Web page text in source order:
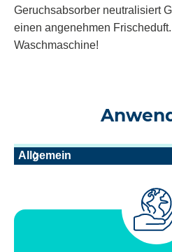
Geruchsabsorber neutralisiert
einen angenehmen
Waschmaschine!
Allgemein